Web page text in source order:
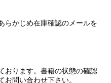
らかじめ在庫確認のメールを
おります。書籍の状態の確認
問い合わせ下さい。